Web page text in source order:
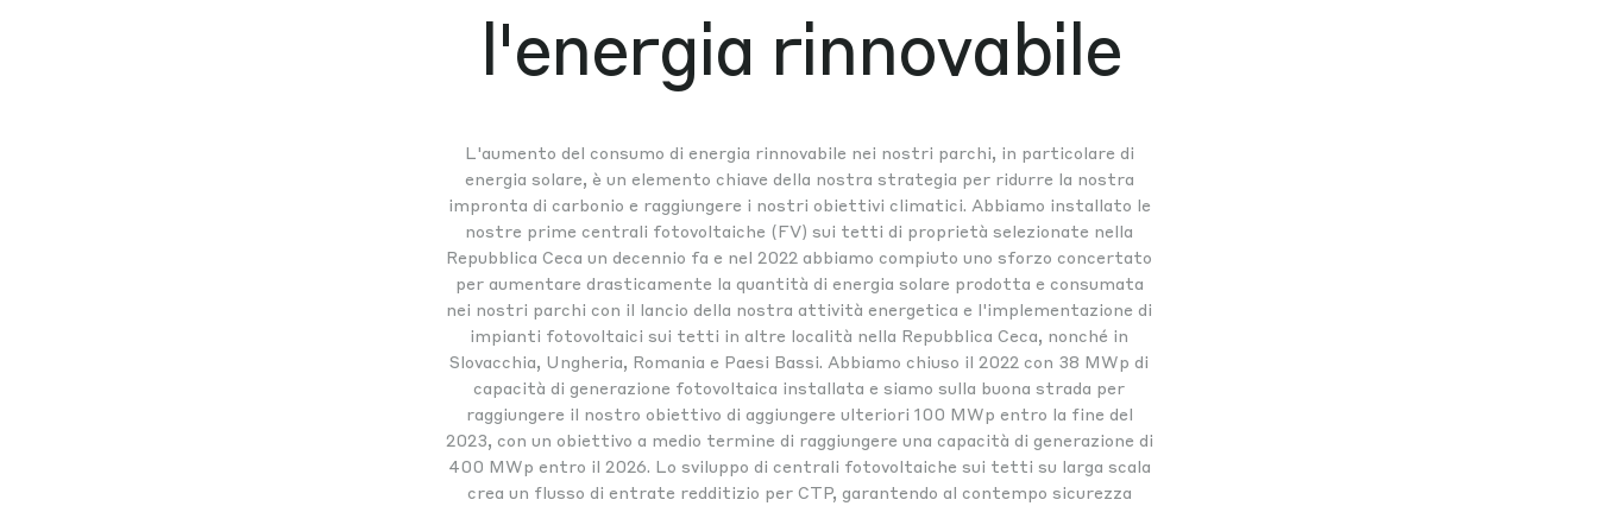
l'energia rinnovabile
L'aumento del consumo di energia rinnovabile nei nostri parchi, in particolare di
energia solare, è un elemento chiave della nostra strategia per ridurre la nostra
impronta di carbonio e raggiungere i nostri obiettivi climatici. Abbiamo installato le
nostre prime centrali fotovoltaiche (FV) sui tetti di proprietà selezionate nella
Repubblica Ceca un decennio fa e nel 2022 abbiamo compiuto uno sforzo concertato
per aumentare drasticamente la quantità di energia solare prodotta e consumata
nei nostri parchi con il lancio della nostra attività energetica e l'implementazione di
impianti fotovoltaici sui tetti in altre località nella Repubblica Ceca, nonché in
Slovacchia, Ungheria, Romania e Paesi Bassi. Abbiamo chiuso il 2022 con 38 MWp di
capacità di generazione fotovoltaica installata e siamo sulla buona strada per
raggiungere il nostro obiettivo di aggiungere ulteriori 100 MWp entro la fine del
2023, con un obiettivo a medio termine di raggiungere una capacità di generazione di
400 MWp entro il 2026. Lo sviluppo di centrali fotovoltaiche sui tetti su larga scala
crea un flusso di entrate redditizio per CTP, garantendo al contempo sicurezza